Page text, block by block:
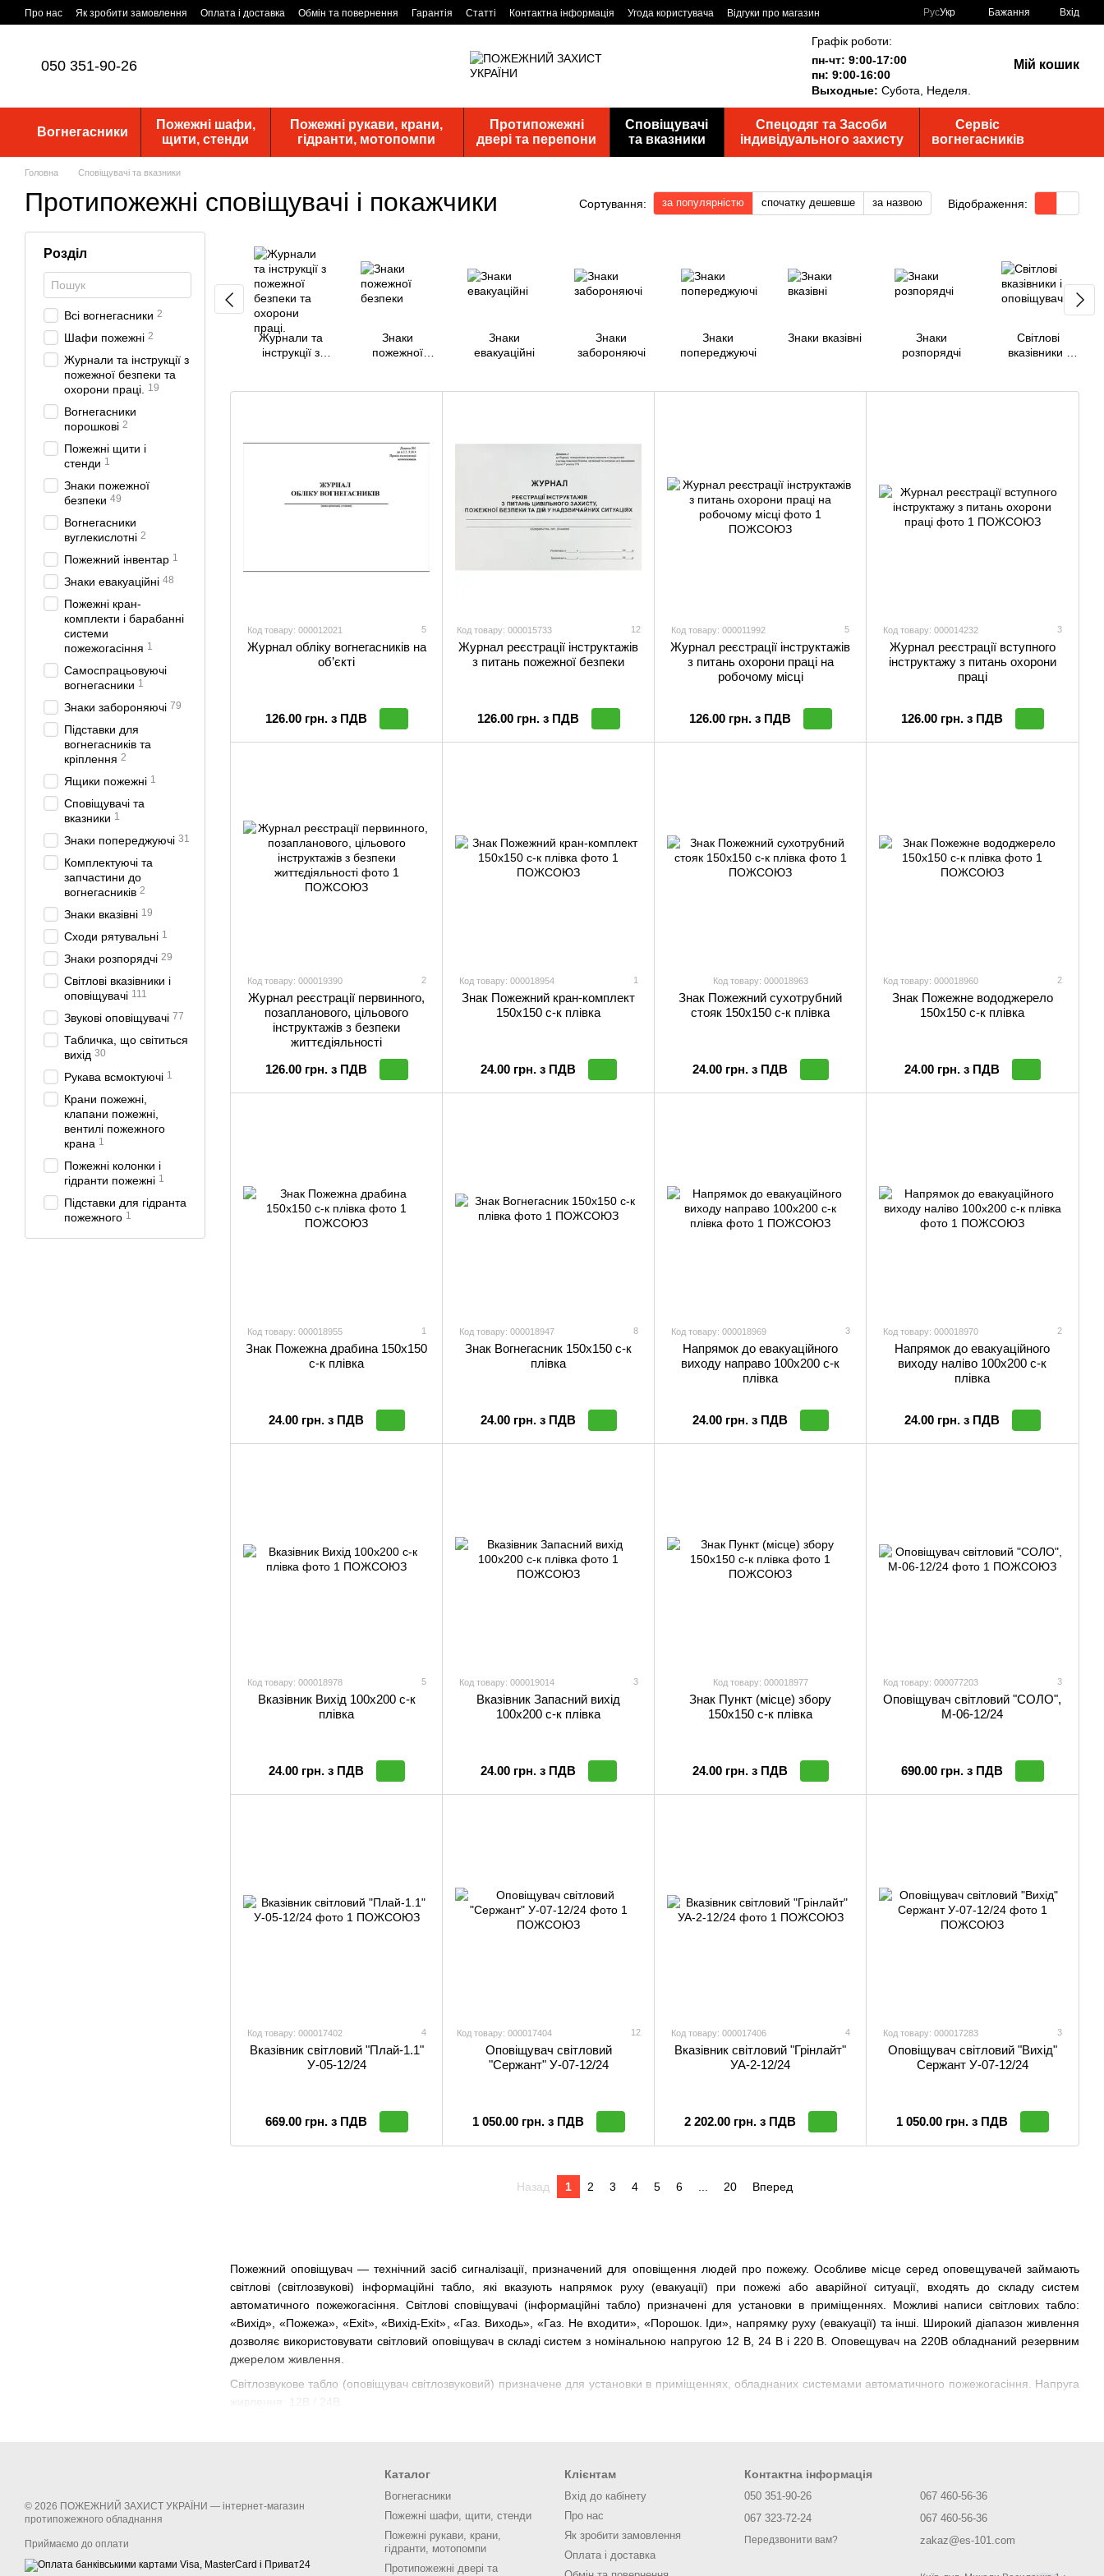
Перейти до основного контенту
Про нас Як зробити замовлення Оплата і доставка Обмін та повернення Гарантія Статті Контактна інформація Угода користувача
Відгуки про магазин
РусУкр Бажання Вхід
050 351-90-26
Графік роботи:
пн-чт: 9:00-17:00
пн: 9:00-16:00
Выходные: Субота, Неделя.
Мій кошик
Вогнегасники
Пожежні шафи,
щити, стенди
Пожежні рукави, крани,
гідранти, мотопомпи
Протипожежні
двері та перепони
Сповіщувачі
та вказники
Спецодяг та Засоби
індивідуального захисту
Сервіс
вогнегасників
Головна Сповіщувачі та вказники
Протипожежні сповіщувачі і покажчики Сортування: за популярністю спочатку дешевше за назвою Відображення:
Журнали та
інструкції з
Знаки
пожежної
Знаки
евакуаційні
Знаки
забороняючі
Знаки
попереджуючі
Знаки вказівні
Знаки
розпорядчі
Світлові
вказівники і
Пожежний оповіщувач — технічний засіб сигналізації, призначений для оповіщення людей про пожежу. Особливе місце серед оповещувачей займають
світлові (світлозвукові) інформаційні табло, які вказують напрямок руху (евакуації) при пожежі або аварійної ситуації, входять до складу систем
автоматичного пожежогасіння. Світлові сповіщувачі (інформаційні табло) призначені для установки в приміщеннях. Можливі написи світлових табло:
«Вихід», «Пожежа», «Exit», «Вихід-Exit», «Газ. Виходь», «Газ. Не входити», «Порошок. Іди», напрямку руху (евакуації) та інші. Широкий діапазон живлення
дозволяє використовувати світловий оповіщувач в складі систем з номінальною напругою 12 В, 24 В і 220 В. Оповещувач на 220В обладнаний резервним
джерелом живлення.
Світлозвукове табло (оповіщувач світлозвуковий) призначене для установки в приміщеннях, обладнаних системами автоматичного пожежогасіння. Напруга
живлення: 12В / 24В.
Тепловий пожежний сповіщувач призначений для визначення підвищення температури приміщення понад певної межі. Застосовуються, якщо на
інших сповіщувачів неможливо. Застосування в адміністративно-побутових приміщеннях заборонено.
Сповіщувач пожежний димовий призначений для виявлення задимленості приміщень. Найбільш поширений тип пожежного сповіщувача. Димові
сповіщувачі можуть бути точковими, лінійними, аспіраційними і автономними:
Код товару: 000012021 5
Журнал обліку вогнегасників на
об’єкті
126.00 грн. з ПДВ
Код товару: 000015733 12
Журнал реєстрації інструктажів
з питань пожежної безпеки
126.00 грн. з ПДВ
Код товару: 000011992 5
Журнал реєстрації інструктажів
з питань охорони праці на
робочому місці
126.00 грн. з ПДВ
Код товару: 000014232 3
Журнал реєстрації вступного
інструктажу з питань охорони
праці
126.00 грн. з ПДВ
Код товару: 000019390 2
Журнал реєстрації первинного,
позапланового, цільового
інструктажів з безпеки
життєдіяльності
126.00 грн. з ПДВ
Код товару: 000018954 1
Знак Пожежний кран-комплект
150х150 с-к плiвка
24.00 грн. з ПДВ
Код товару: 000018963
Знак Пожежний сухотрубний
стояк 150х150 с-к плiвка
24.00 грн. з ПДВ
Код товару: 000018960 2
Знак Пожежне вододжерело
150х150 с-к плiвка
24.00 грн. з ПДВ
Код товару: 000018955 1
Знак Пожежна драбина 150х150
с-к плiвка
24.00 грн. з ПДВ
Код товару: 000018947 8
Знак Вогнегасник 150х150 с-к
плiвка
24.00 грн. з ПДВ
Код товару: 000018969 3
Напрямок до евакуаційного
виходу направо 100х200 с-к
плiвка
24.00 грн. з ПДВ
Код товару: 000018970 2
Напрямок до евакуаційного
виходу налiво 100х200 с-к
плiвка
24.00 грн. з ПДВ
Код товару: 000018978 5
Вказівник Вихід 100х200 с-к
плiвка
24.00 грн. з ПДВ
Код товару: 000019014 3
Вказівник Запасний вихід
100х200 с-к плiвка
24.00 грн. з ПДВ
Код товару: 000018977
Знак Пункт (місце) збору
150х150 с-к плiвка
24.00 грн. з ПДВ
Код товару: 000077203 3
Оповіщувач світловий "СОЛО",
М-06-12/24
690.00 грн. з ПДВ
Код товару: 000017402 4
Вказівник світловий "Плай-1.1"
У-05-12/24
669.00 грн. з ПДВ
Код товару: 000017404 12
Оповіщувач світловий
"Сержант" У-07-12/24
1 050.00 грн. з ПДВ
Код товару: 000017406 4
Вказівник світловий "Грінлайт"
УА-2-12/24
2 202.00 грн. з ПДВ
Код товару: 000017283 3
Оповіщувач світловий "Вихід"
Сержант У-07-12/24
1 050.00 грн. з ПДВ
Назад 1 2 3 4 5 6 20 Вперед
Розділ
Всі вогнегасники 2
Шафи пожежні 2
Журнали та інструкції з
пожежної безпеки та
охорони праці.
19
Вогнегасники
порошкові 2
Пожежні щити і
стенди 1
Знаки пожежної
безпеки 49
Вогнегасники
вуглекислотні 2
Пожежний інвентар 1
Знаки евакуаційні 48
Пожежні кран-
комплекти і барабанні
системи
пожежогасіння 1
Самоспрацьовуючі
вогнегасники 1
Знаки забороняючі 79
Підставки для
вогнегасників та
кріплення 2
Ящики пожежні 1
Сповіщувачі та
вказники 1
Знаки попереджуючі 31
Комплектуючі та
запчастини до
вогнегасників 2
Знаки вказівні 19
Сходи рятувальні 1
Знаки розпорядчі 29
Світлові вказівники і
оповіщувачі 111
Звукові оповіщувачі 77
Табличка, що світиться
вихід 30
Рукава всмоктуючі 1
Крани пожежні,
клапани пожежні,
вентилі пожежного
крана 1
Пожежні колонки і
гідранти пожежні 1
Підставки для гідранта
пожежного 1
© 2026 ПОЖЕЖНИЙ ЗАХИСТ УКРАЇНИ — інтернет-магазин
протипожежного обладнання
Приймаємо до оплати
Каталог
Вогнегасники
Пожежні шафи, щити, стенди
Пожежні рукави, крани,
гідранти, мотопомпи
Протипожежні двері та
Клієнтам
Вхід до кабінету
Про нас
Як зробити замовлення
Оплата і доставка
Контактна інформація
050 351-90-26
067 323-72-24
Передзвонити вам?
067 460-56-36
067 460-56-36
zakaz@es-101.com